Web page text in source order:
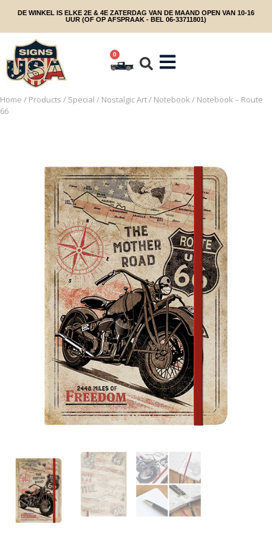
DE WINKEL IS ELKE 2E & 4E ZATERDAG VAN DE MAAND OPEN VAN 10-16
UUR (OF OP AFSPRAAK - BEL 06-33711801)
0
Home / Products / Special / Nostalgic Art/ Notebook / Notebook – Route
66